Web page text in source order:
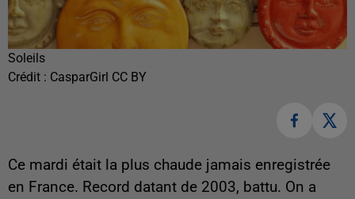
Soleils
Crédit : CasparGirl CC BY
Ce mardi était la plus chaude jamais enregistrée
en France. Record datant de 2003, battu. On a